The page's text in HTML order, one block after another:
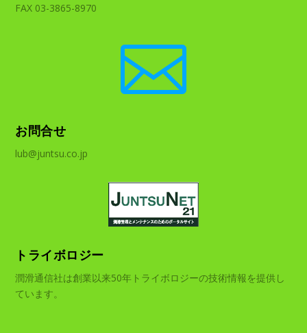
FAX 03-3865-8970

お問合せ
lub@juntsu.co.jp
トライボロジー
潤滑通信社は創業以来50年トライボロジーの技術情報を提供し
ています。